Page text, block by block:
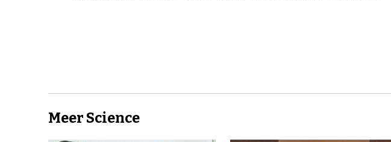
Meer Science